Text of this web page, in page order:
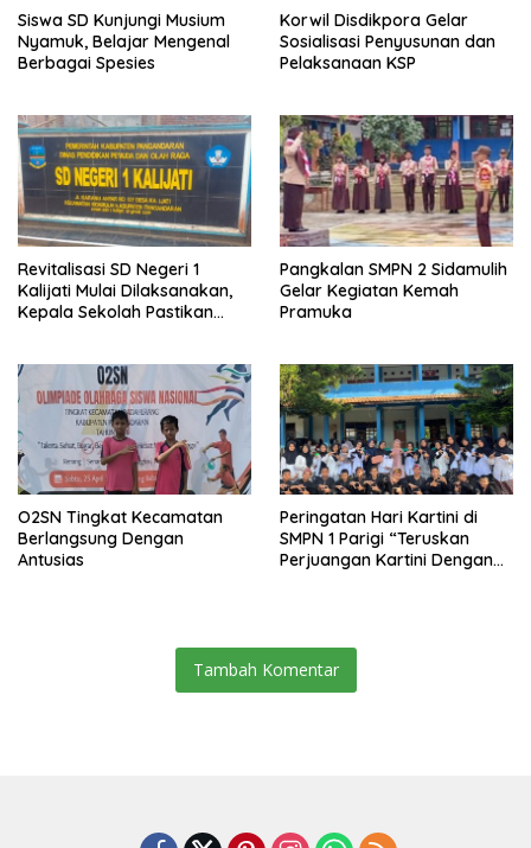
Siswa SD Kunjungi Musium
Nyamuk, Belajar Mengenal
Berbagai Spesies
Korwil Disdikpora Gelar
Sosialisasi Penyusunan dan
Pelaksanaan KSP
Revitalisasi SD Negeri 1
Kalijati Mulai Dilaksanakan,
Kepala Sekolah Pastikan
Pangkalan SMPN 2 Sidamulih
Gelar Kegiatan Kemah
Pramuka
O2SN Tingkat Kecamatan
Berlangsung Dengan
Antusias
Peringatan Hari Kartini di
SMPN 1 Parigi “Teruskan
Perjuangan Kartini Dengan
Tambah Komentar